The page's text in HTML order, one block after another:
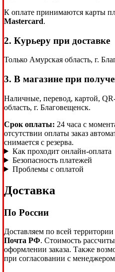
К оплате принимаются карты
Mastercard.
2. Курьеру при доставке
Только Амурская область, г.
3. В магазине при
Наличные, перевод, картой,
область, г. Благовещенск.
Срок оплаты: 24 часа с
отсутствии оплаты заказ
снимается с резерва.
Как проходит онлайн-оплата
Безопасность платежей
Проблемы с оплатой
Доставка
По России
Доставляем по всей
Почта РФ. Стоимость
оформлении заказа. Также
при согласовании с